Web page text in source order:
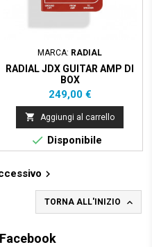
MARCA: RADIAL
RADIAL JDX GUITAR AMP DI
BOX
Prezzo
249,00 €
 Aggiungi al carrello
 Disponibile

TORNA ALL'INIZIO 